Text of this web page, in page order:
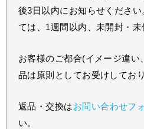
後3日以内にお知らせくださ
ては、1週間以内、未開封・未
お客様のご都合(イメージ違い
品は原則としてお受けしてお
返品・交換はお問い合わせフ
い。